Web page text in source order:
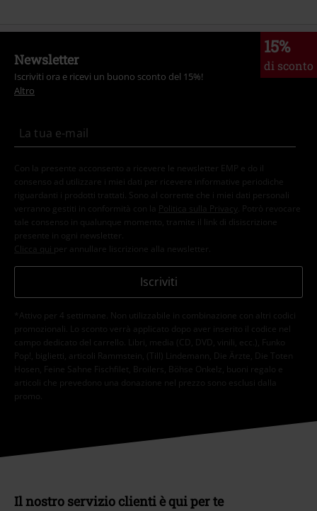
15%
di sconto
Newsletter
Iscriviti ora e ricevi un buono sconto del 15%!
Altro
Con la presente acconsento a ricevere le newsletter EMP e do il
consenso ad utilizzare i miei dati per ricevere informative periodiche
riguardanti i prodotti trattati. Sono al corrente che i miei dati personali
verranno gestiti in conformità con la
Politica sulla Privacy
. Potrò revocare
tale consenso in qualunque momento, tramite il link di disiscrizione
presente in ogni newsletter.
Clicca qui per annullare liscrizione alla newsletter.
Iscriviti
*Attivo per 4 settimane. Non utilizzabile in combinazione con altri codici
promozionali. Lo sconto verrà applicato dopo aver inserito il codice nel
campo dedicato del carrello. Libri, media (CD, DVD, vinili, ecc.), Funko
Pop!, biglietti, articoli Rammstein, (Till) Lindemann, Die Ärzte, Die Toten
Hosen, Feine Sahne Fischfilet, Broilers, Böhse Onkelz, buoni regalo e
articoli che prevedono una donazione nel prezzo sono esclusi dalla
promo.
Il nostro servizio clienti è qui per te